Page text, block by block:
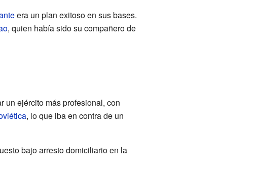
era un plan exitoso en sus bases.
, quien había sido su compañero de
un ejército más profesional, con
, lo que iba en contra de un
bajo arresto domiciliario en la